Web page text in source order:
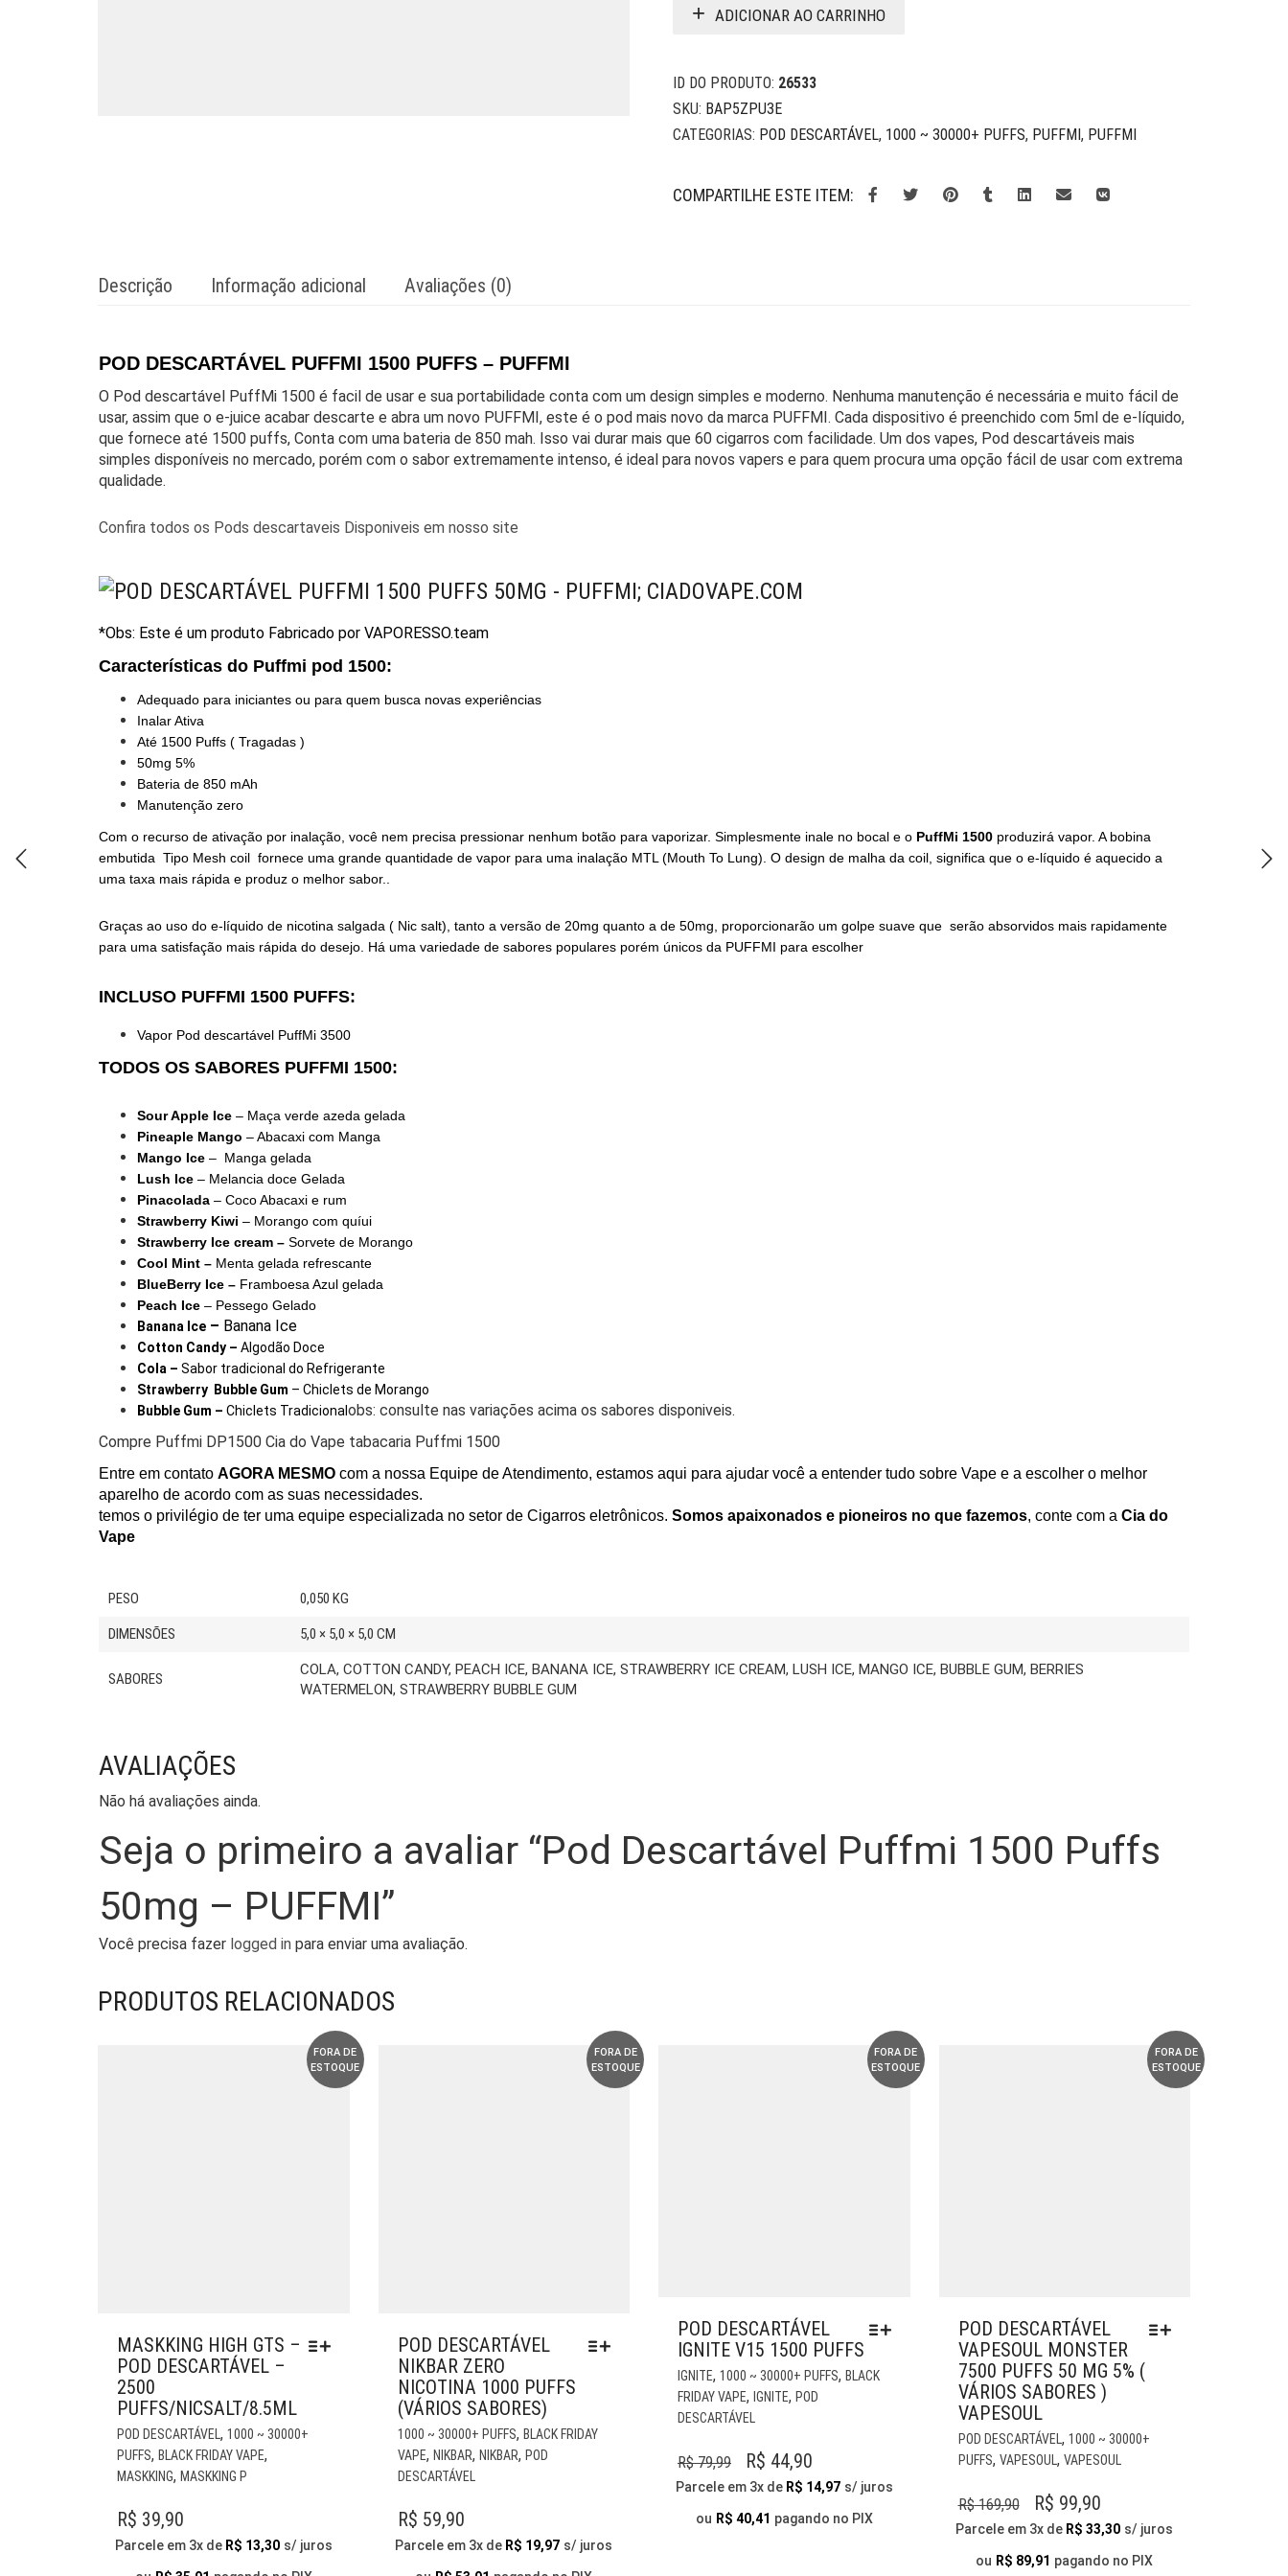
ADICIONAR AO CARRINHO
ID DO PRODUTO: 26533
SKU: BAP5ZPU3E
CATEGORIAS: POD DESCARTÁVEL, 1000 ~ 30000+ PUFFS, PUFFMI, PUFFMI
COMPARTILHE ESTE ITEM:
Descrição Informação adicional Avaliações (0)
POD DESCARTÁVEL PUFFMI 1500 PUFFS – PUFFMI
O Pod descartável PuffMi 1500 é facil de usar e sua portabilidade conta com um design simples e moderno. Nenhuma manutenção é necessária e muito fácil de
usar, assim que o e-juice acabar descarte e abra um novo PUFFMI, este é o pod mais novo da marca PUFFMI. Cada dispositivo é preenchido com 5ml de e-líquido,
que fornece até 1500 puffs, Conta com uma bateria de 850 mah. Isso vai durar mais que 60 cigarros com facilidade. Um dos vapes, Pod descartáveis mais
simples disponíveis no mercado, porém com o sabor extremamente intenso, é ideal para novos vapers e para quem procura uma opção fácil de usar com extrema
qualidade.
Confira todos os Pods descartaveis Disponiveis em nosso site
*Obs: Este é um produto Fabricado por VAPORESSO.team
Características do Puffmi pod 1500:
Adequado para iniciantes ou para quem busca novas experiências
Inalar Ativa
Até 1500 Puffs ( Tragadas )
50mg 5%
Bateria de 850 mAh
Manutenção zero
Com o recurso de ativação por inalação, você nem precisa pressionar nenhum botão para vaporizar. Simplesmente inale no bocal e o PuffMi 1500 produzirá vapor. A bobina
embutida Tipo Mesh coil fornece uma grande quantidade de vapor para uma inalação MTL (Mouth To Lung). O design de malha da coil, significa que o e-líquido é aquecido a
uma taxa mais rápida e produz o melhor sabor..
Graças ao uso do e-líquido de nicotina salgada ( Nic salt), tanto a versão de 20mg quanto a de 50mg, proporcionarão um golpe suave que serão absorvidos mais rapidamente
para uma satisfação mais rápida do desejo. Há uma variedade de sabores populares porém únicos da PUFFMI para escolher
INCLUSO PUFFMI 1500 PUFFS:
Vapor Pod descartável PuffMi 3500
TODOS OS SABORES PUFFMI 1500:
Sour Apple Ice – Maça verde azeda gelada
Pineaple Mango – Abacaxi com Manga
Mango Ice – Manga gelada
Lush Ice – Melancia doce Gelada
Pinacolada – Coco Abacaxi e rum
Strawberry Kiwi – Morango com quíui
Strawberry Ice cream – Sorvete de Morango
Cool Mint – Menta gelada refrescante
BlueBerry Ice – Framboesa Azul gelada
Peach Ice – Pessego Gelado
Banana Ice – Banana Ice
Cotton Candy – Algodão Doce
Cola – Sabor tradicional do Refrigerante
Strawberry Bubble Gum – Chiclets de Morango
Bubble Gum – Chiclets Tradicional obs: consulte nas variações acima os sabores disponiveis.
Compre Puffmi DP1500 Cia do Vape tabacaria Puffmi 1500
Entre em contato AGORA MESMO com a nossa Equipe de Atendimento, estamos aqui para ajudar você a entender tudo sobre Vape e a escolher o melhor
aparelho de acordo com as suas necessidades.
temos o privilégio de ter uma equipe especializada no setor de Cigarros eletrônicos. Somos apaixonados e pioneiros no que fazemos, conte com a Cia do
Vape
PESO 0,050 KG
DIMENSÕES 5,0 × 5,0 × 5,0 CM
SABORES
COLA, COTTON CANDY, PEACH ICE, BANANA ICE, STRAWBERRY ICE CREAM, LUSH ICE, MANGO ICE, BUBBLE GUM, BERRIES
WATERMELON, STRAWBERRY BUBBLE GUM
AVALIAÇÕES
Não há avaliações ainda.
Seja o primeiro a avaliar “Pod Descartável Puffmi 1500 Puffs
50mg – PUFFMI”
Você precisa fazer logged in para enviar uma avaliação.
PRODUTOS RELACIONADOS
FORA DE
ESTOQUE
MASKKING HIGH GTS –
POD DESCARTÁVEL –
2500
PUFFS/NICSALT/8.5ML
POD DESCARTÁVEL, 1000 ~ 30000+
PUFFS, BLACK FRIDAY VAPE,
MASKKING, MASKKING P
VARIANTES.
OPÇÕES
R$ 39,90
Parcele em 3x de R$ 13,30 s/ juros
FORA DE
ESTOQUE
POD DESCARTÁVEL
NIKBAR ZERO
NICOTINA 1000 PUFFS
(VÁRIOS SABORES)
1000 ~ 30000+ PUFFS, BLACK FRIDAY
VAPE, NIKBAR, NIKBAR, POD
DESCARTÁVEL
OPÇÕES
R$ 59,90
Parcele em 3x de R$ 19,97 s/ juros
FORA DE
ESTOQUE
POD DESCARTÁVEL
IGNITE V15 1500 PUFFS
IGNITE, 1000 ~ 30000+ PUFFS, BLACK
FRIDAY VAPE, IGNITE, POD
DESCARTÁVEL
VARIANTES.
OPÇÕES
R$79,99
O
PREÇO
ORIGINAL
R$ 44,90
PREÇO
ATUAL
Parcele em 3x de R$ 14,97 s/ juros
ou R$ 40,41 pagando no PIX
FORA DE
ESTOQUE
POD DESCARTÁVEL
VAPESOUL MONSTER
7500 PUFFS 50 MG 5% (
VÁRIOS SABORES )
VAPESOUL
POD DESCARTÁVEL, 1000 ~ 30000+
PUFFS, VAPESOUL, VAPESOUL
AS
R$169,90
O
PREÇO
ORIGINAL
R$ 99,90O
PREÇO
ATUAL
Parcele em 3x de R$ 33,30 s/ juros
ou R$ 89,91 pagando no PIX